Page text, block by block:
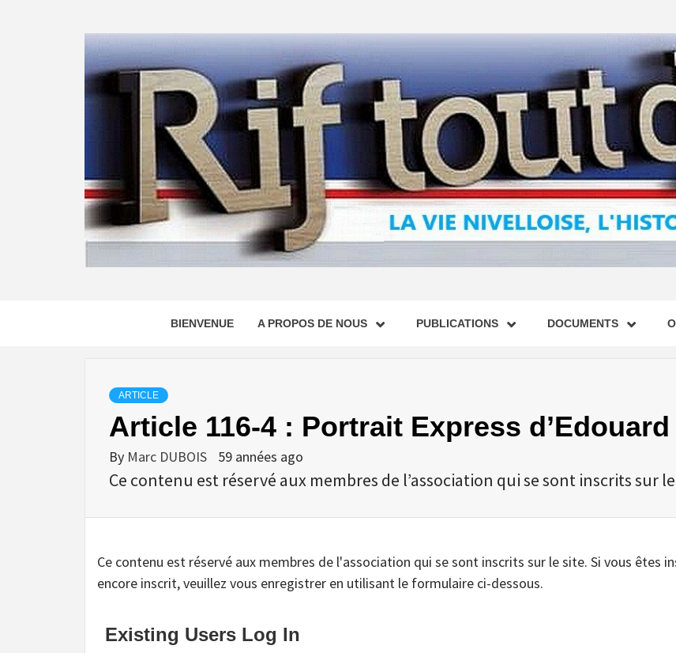
BIENVENUE A PROPOS DE NOUS PUBLICATIONS DOCUMENTS
ARTICLE
Article 116-4 : Portrait Express
By Marc DUBOIS 59 années ago
Ce contenu est réservé aux membres de l’association qui se sont inscrits sur
Ce contenu est réservé aux membres de l'association qui se sont inscrits sur le site. Si vous êtes
encore inscrit, veuillez vous enregistrer en utilisant le formulaire ci-dessous.
Existing Users Log In